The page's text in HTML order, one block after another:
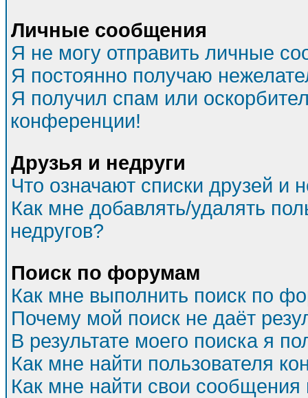
Личные сообщения
Я не могу отправить личные
Я постоянно получаю
Я получил спам или
конференции!
Друзья и недруги
Что означают списки друзей и
Как мне добавлять/удалять
недругов?
Поиск по форумам
Как мне выполнить поиск по
Почему мой поиск не даёт
В результате моего поиска я
Как мне найти пользователя
Как мне найти свои